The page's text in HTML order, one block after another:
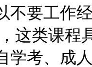
不要工作
这类课程
学考、成